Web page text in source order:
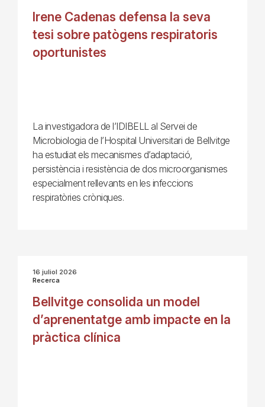
Irene Cadenas defensa la seva
tesi sobre patògens respiratoris
oportunistes
La investigadora de l’IDIBELL al Servei de
Microbiologia de l’Hospital Universitari de Bellvitge
ha estudiat els mecanismes d’adaptació,
persistència i resistència de dos microorganismes
especialment rellevants en les infeccions
respiratòries cròniques.
16 juliol 2026
Recerca
Bellvitge consolida un model
d’aprenentatge amb impacte en la
pràctica clínica